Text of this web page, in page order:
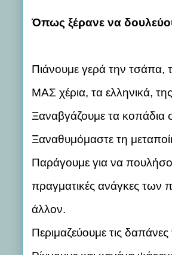
Όπως ξέρανε να
Πιάνουμε γερά την τσάπα,
ΜΑΣ χέρια, τα ελληνικά,
Ξαναβγάζουμε τα κοπάδια
Ξαναθυμόμαστε τη
Παράγουμε για να
πραγματικές ανάγκες των
άλλον.
Περιμαζεύουμε τις